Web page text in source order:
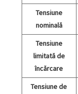
Tensiune
nominală
Tensiune
limitată de
încărcare
Tensiune de